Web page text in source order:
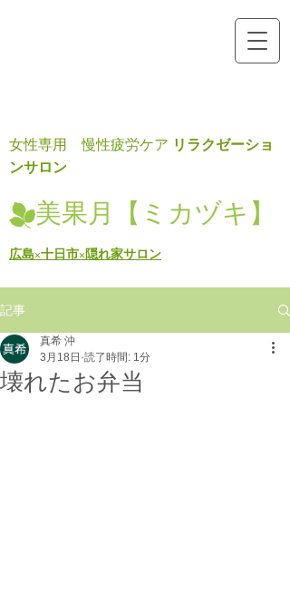
女性専用 慢性疲労ケア リラクゼーショ
ンサロン
美果月【ミカヅキ】
広島×十日市×隠れ家サロン
記事
壊れたお弁当
真希 沖
3月18日 読了時間: 1分